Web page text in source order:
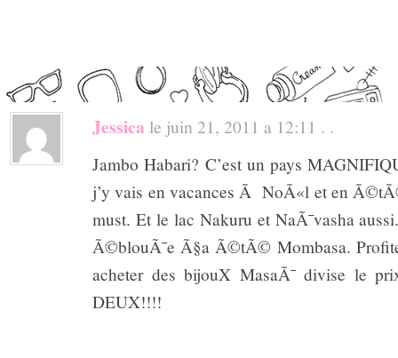
Jessica le juin 21, 2011 a 12:11 . .
Jambo Habari? C’est un pays
j’y vais en vacances Ã NoÃ«l et en
must. Et le lac Nakuru et NaÃ¯vasha
Ã©blouÃ¯e Ã§a Ã©tÃ© Mombasa.
acheter des bijouX MasaÃ¯ divise le
DEUX!!!!